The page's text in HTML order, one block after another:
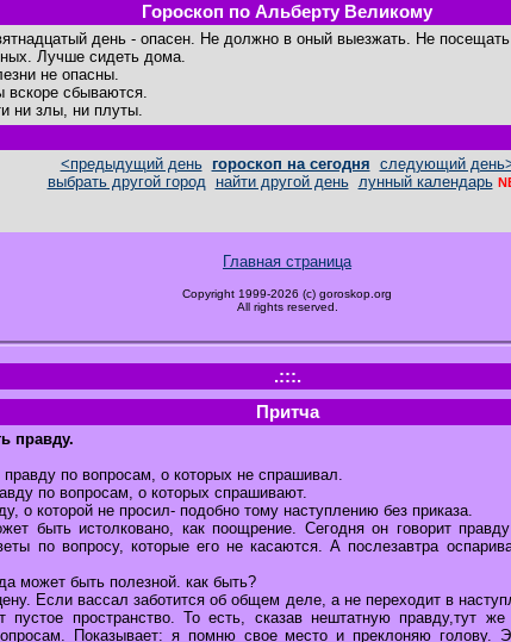
Гороскоп по Альберту Великому
день - опасен. Не должно в оный выезжать. Не
Лучше сидеть дома.
не опасны.
вскоре сбываются.
ни злы, ни плуты.
<предыдущий день гороскоп на сегодня следующий
выбрать другой город
найти другой день лунный календарь
Главная страница
Copyright 1999-2026 (c) goroskop.org
All rights reserved.
.:::.
Притча
правду.
по вопросам, о которых не спрашивал.
по вопросам, о которых спрашивают.
о которой не просил- подобно тому наступлению без приказа.
быть истолковано, как поощрение. Сегодня он говорит
по вопросу, которые его не касаются. А послезавтра
может быть полезной. как быть?
Если вассал заботится об общем деле, а не переходит в
пустое пространство. То есть, сказав нештатную правду,тут же
Показывает: я помню свое место и преклоняю голову.